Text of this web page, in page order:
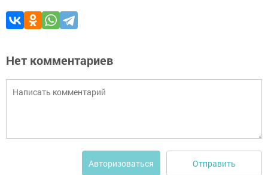
Нет комментариев
Авторизоваться Отправить